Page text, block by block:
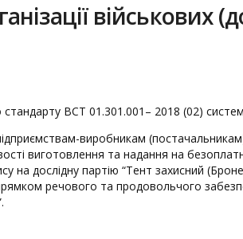
військових
стандарту ВСТ 01.301.001– 2018 (02)
виробникам
виготовлення та надання на
на дослідну партію “Тент захисний
речового та продовольчого